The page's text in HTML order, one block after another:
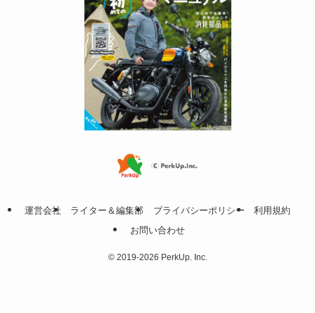
運営会社 ライター＆編集部 プライバシーポリシー
利用規約
お問い合わせ
©2019-2026 PerkUp. Inc.